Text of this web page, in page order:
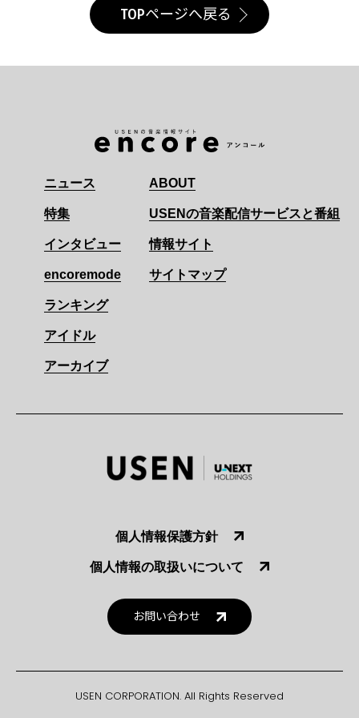
TOPページへ戻る
ニュース
特集
インタビュー
encoremode
ランキング
アイドル
アーカイブ
ABOUT
USENの音楽配信サービスと番組
情報サイト
サイトマップ
個人情報保護方針
個人情報の取扱いについて
お問い合わせ
USEN CORPORATION. All Rights Reserved